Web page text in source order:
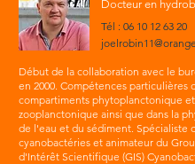
Début de la collaboration avec le
en 2000. Compétences particulières
compartiments phytoplanctonique et
zooplanctonique ainsi que dans la
de l'eau et du sédiment. Spécialiste
cyanobactéries et animateur du
d'Intérêt Scientifique (GIS)
Docteur en
Tél : 06 10 12 63 20